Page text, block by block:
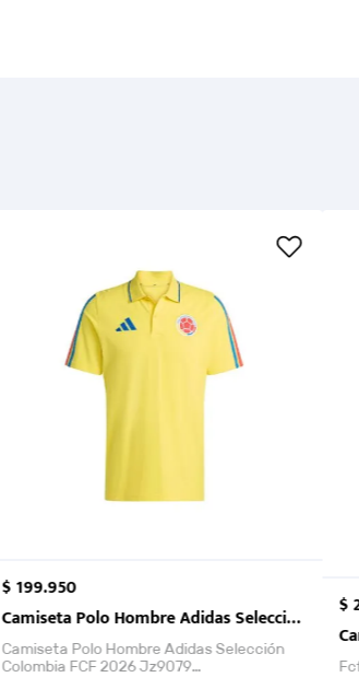
$199.950
Camiseta Polo Hombre Adidas Selección
Camiseta Polo Hombre Adidas Selección
Colombia FCF 2026 Jz9079
$